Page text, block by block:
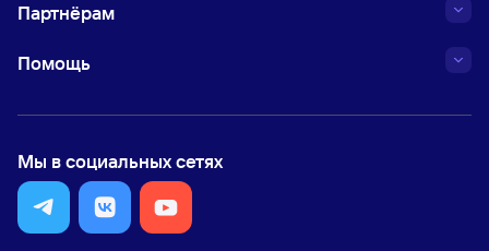
Партнёрам
Помощь
Мы в социальных сетях